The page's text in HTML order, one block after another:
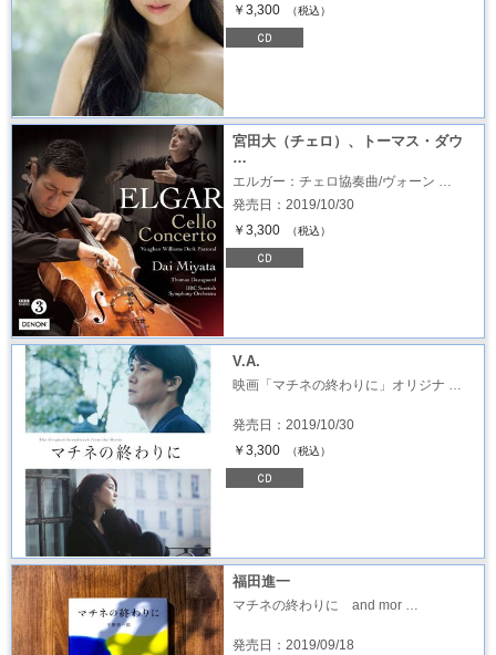
￥3,300
（税込）
宮田大（チェロ）、トーマス・ダウ
…
エルガー：チェロ協奏曲/ヴォーン …
発売日：2019/10/30
￥3,300
（税込）
V.A.
映画「マチネの終わりに」オリジナ …
発売日：2019/10/30
￥3,300
（税込）
福田進一
マチネの終わりに and mor …
発売日：2019/09/18